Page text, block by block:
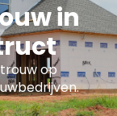
in
op